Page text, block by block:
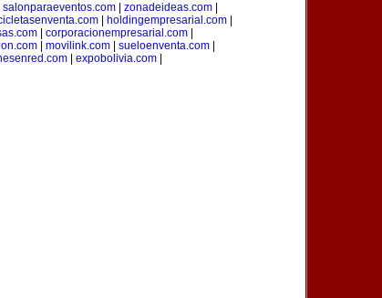
salonparaeventos.com| zonadeideas.com|
| holdingempresarial.com|
| corporacionempresarial.com|
movilink.com sueloenventa.com
| expobolivia.com|